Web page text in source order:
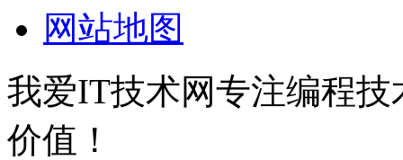
网站地图
我爱IT技术网专注编程
价值！